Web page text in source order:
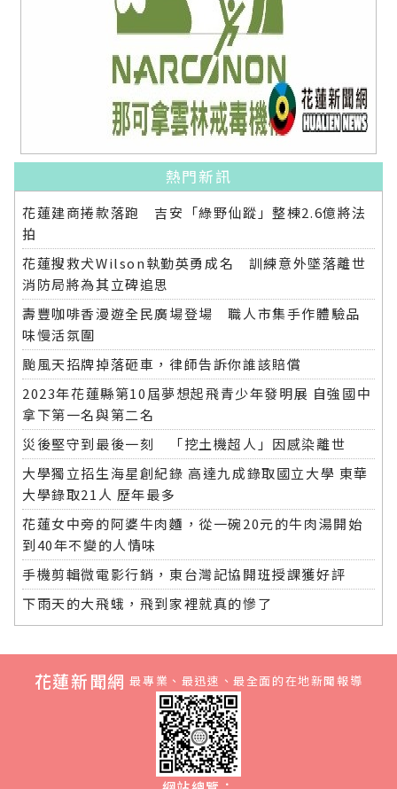
熱門新訊
花蓮建商捲款落跑 吉安「綠野仙蹤」整棟2.6億將法
拍
花蓮搜救犬Wilson執勤英勇成名 訓練意外墜落離世
消防局將為其立碑追思
壽豐咖啡香漫遊全民廣場登場 職人市集手作體驗品
味慢活氛圍
颱風天招牌掉落砸車，律師告訴你誰該賠償
2023年花蓮縣第10屆夢想起飛青少年發明展 自強國中
拿下第一名與第二名
災後堅守到最後一刻 「挖土機超人」因感染離世
大學獨立招生海星創紀錄 高達九成錄取國立大學 東華
大學錄取21人 歷年最多
花蓮女中旁的阿婆牛肉麵，從一碗20元的牛肉湯開始
到40年不變的人情味
手機剪輯微電影行銷，東台灣記協開班授課獲好評
下雨天的大飛蛾，飛到家裡就真的慘了
花蓮新聞網 最專業、最迅速、最全面的在地新聞報導